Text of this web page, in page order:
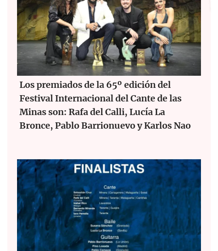
Los premiados de la 65º edición del
Festival Internacional del Cante de las
Minas son: Rafa del Calli, Lucía La
Bronce, Pablo Barrionuevo y Karlos Nao